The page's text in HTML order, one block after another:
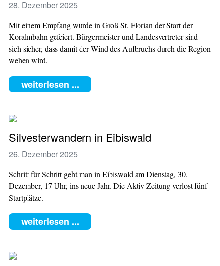
28. Dezember 2025
Mit einem Empfang wurde in Groß St. Florian der Start der
Koralmbahn gefeiert. Bürgermeister und Landesvertreter sind
sich sicher, dass damit der Wind des Aufbruchs durch die Region
wehen wird.
weiterlesen ...
Silvesterwandern in Eibiswald
26. Dezember 2025
Schritt für Schritt geht man in Eibiswald am Dienstag, 30.
Dezember, 17 Uhr, ins neue Jahr. Die Aktiv Zeitung verlost fünf
Startplätze.
weiterlesen ...